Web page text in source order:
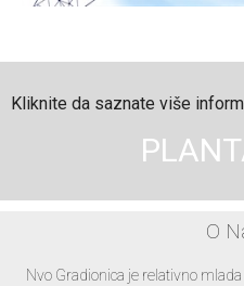
Kliknite da saznate više
O
Nvo Gradionica je relativno